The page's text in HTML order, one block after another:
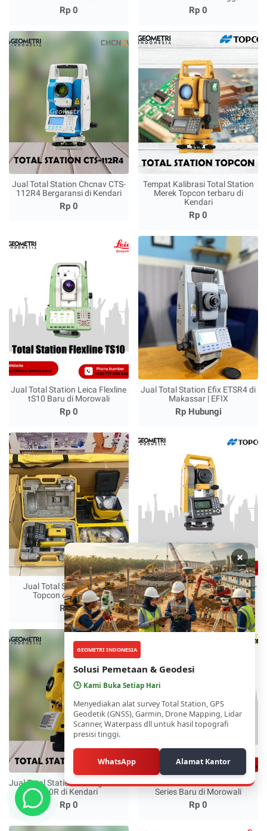
Rp 0 Rp 0
Jual Total Station Chcnav CTS-
112R4 Bergaransi di Kendari
Rp 0
Tempat Kalibrasi Total Station
Merek Topcon terbaru di
Kendari
Rp 0
Jual Total Station Leica Flexline
tS10 Baru di Morowali
Rp 0
Jual Total Station Efix ETSR4 di
Makassar | EFIX
Rp Hubungi
Jual Total Station GM 52
Topcon di Morowali
Rp 0
Jual Total Station TOPCON GM-
50 Series di Morowali
Rp 0
Jual Total Station Hi-Target ZTS-
320R di Kendari
Rp 0
Jual Total Station Nikon XF
Series Baru di Morowali
Rp 0
×
GEOMETRI INDONESIA
Solusi Pemetaan & Geodesi
🕒 Kami Buka Setiap Hari
Menyediakan alat survey Total Station, GPS
Geodetik (GNSS), Garmin, Drone Mapping, Lidar
Scanner, Waterpass dll untuk hasil topografi
presisi tinggi.
WhatsApp Alamat Kantor